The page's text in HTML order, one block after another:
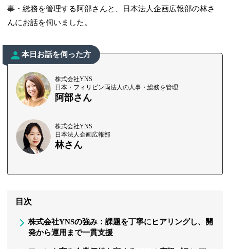
事・総務を管理する阿部さんと、日本法人企画広報部の林さ
んにお話を伺いました。
本日お話を伺った方
株式会社YNS
日本・フィリピン両法人の人事・総務を管理
阿部さん
株式会社YNS
日本法人企画広報部
林さん
目次
株式会社YNSの強み：課題を丁寧にヒアリングし、開
発から運用まで一貫支援